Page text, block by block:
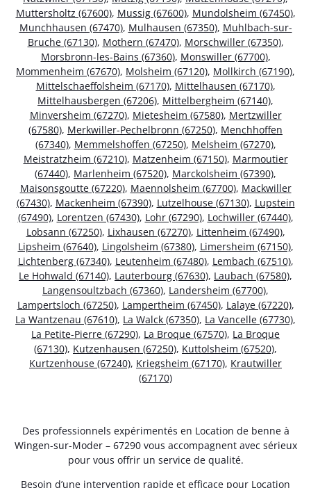
Muttersholtz (67600), Mussig (67600), Mundolsheim (67450),
Munchhausen (67470), Mulhausen (67350), Muhlbach-sur-
Bruche (67130), Mothern (67470), Morschwiller (67350),
Morsbronn-les-Bains (67360), Monswiller (67700),
Mommenheim (67670), Molsheim (67120), Mollkirch (67190),
Mittelschaeffolsheim (67170), Mittelhausen (67170),
Mittelhausbergen (67206), Mittelbergheim (67140),
Minversheim (67270), Mietesheim (67580), Mertzwiller
(67580), Merkwiller-Pechelbronn (67250), Menchhoffen
(67340), Memmelshoffen (67250), Melsheim (67270),
Meistratzheim (67210), Matzenheim (67150), Marmoutier
(67440), Marlenheim (67520), Marckolsheim (67390),
Maisonsgoutte (67220), Maennolsheim (67700), Mackwiller
(67430), Mackenheim (67390), Lutzelhouse (67130), Lupstein
(67490), Lorentzen (67430), Lohr (67290), Lochwiller (67440),
Lobsann (67250), Lixhausen (67270), Littenheim (67490),
Lipsheim (67640), Lingolsheim (67380), Limersheim (67150),
Lichtenberg (67340), Leutenheim (67480), Lembach (67510),
Le Hohwald (67140), Lauterbourg (67630), Laubach (67580),
Langensoultzbach (67360), Landersheim (67700),
Lampertsloch (67250), Lampertheim (67450), Lalaye (67220),
La Wantzenau (67610), La Walck (67350), La Vancelle (67730),
La Petite-Pierre (67290), La Broque (67570), La Broque
(67130), Kutzenhausen (67250), Kuttolsheim (67520),
Kurtzenhouse (67240), Kriegsheim (67170), Krautwiller
(67170)
Des professionnels expérimentés en Location de benne à
Wingen-sur-Moder – 67290 vous accompagnent avec sérieux
pour vous offrir un service de qualité.
Besoin d’une intervention rapide et efficace pour Location